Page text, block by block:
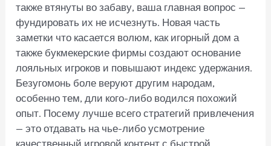
также втянуты во забаву, ваша главная вопрос —
фундировать их не исчезнуть. Новая часть
заметки что касается волюм, как игорный дом а
также букмекерские фирмы создают основание
лояльных игроков и повышают индекс удержания.
Безугомонь боле веруют другим народам,
особенно тем, дли кого-либо водился похожий
опыт. Посему лучше всего стратегий привлечения
— это отдавать на чье-либо усмотрение
качественный игровой контент с быстрой